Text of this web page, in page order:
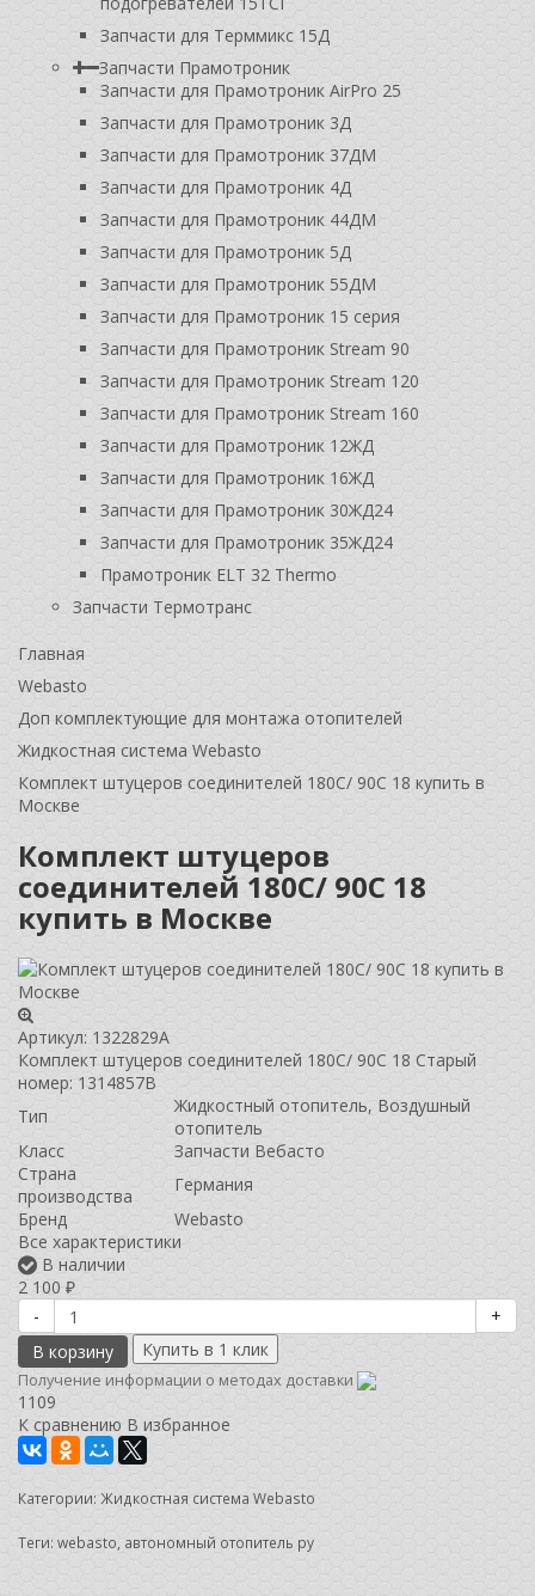
Запчасти для Терммикс 15Д
Запчасти Прамотроник
Запчасти для Прамотроник AirPro 25
Запчасти для Прамотроник 3Д
Запчасти для Прамотроник 37ДМ
Запчасти для Прамотроник 4Д
Запчасти для Прамотроник 44ДМ
Запчасти для Прамотроник 5Д
Запчасти для Прамотроник 55ДМ
Запчасти для Прамотроник 15 серия
Запчасти для Прамотроник Stream 90
Запчасти для Прамотроник Stream 120
Запчасти для Прамотроник Stream 160
Запчасти для Прамотроник 12ЖД
Запчасти для Прамотроник 16ЖД
Запчасти для Прамотроник 30ЖД24
Запчасти для Прамотроник 35ЖД24
Прамотроник ELT 32 Thermo
Запчасти Термотранс
Главная
Webasto
Доп комплектующие для монтажа отопителей
Жидкостная система Webasto
Комплект штуцеров соединителей 180C/ 90C 18 купить в
Москве
Комплект штуцеров
соединителей 180C/ 90C 18
купить в Москве
Артикул: 1322829A
Комплект штуцеров соединителей 180C/ 90C 18 Старый
номер: 1314857B
Тип
Жидкостный отопитель, Воздушный
отопитель
Класс
Запчасти Вебасто
Страна
производства
Германия
Бренд
Webasto
Все характеристики
В наличии
2 100 ₽
-
+
В корзину
Получение информации о методах доставки
1109
К сравнению В избранное
Категории: Жидкостная система Webasto
Теги: webasto автономный отопитель ру